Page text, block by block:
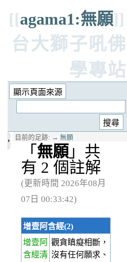
[[agama1:無願]]
台大獅子吼佛
學專站
目前的足跡: → 無願
「 無願 」共
有 2 個註解
(更新時間 2026年08月
07日 00:33:42)
增壹阿含經(2)
增壹阿
含經清
觀貪瞋癡相斷，
沒有任何願求、